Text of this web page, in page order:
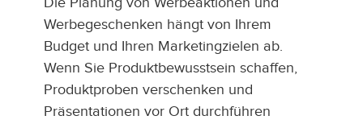
Werbegeschenken hängt von Ihrem
Budget und Ihren Marketingzielen ab.
Wenn Sie Produktbewusstsein schaffen,
Produktproben verschenken und
Präsentationen vor Ort durchführen